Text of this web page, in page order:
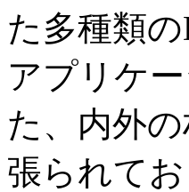
た多種類
アプリケ
た、内外
張られて